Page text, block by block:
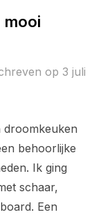
mooi
op 3 juli
droomkeuken
behoorlijke
Ik ging
schaar,
Een